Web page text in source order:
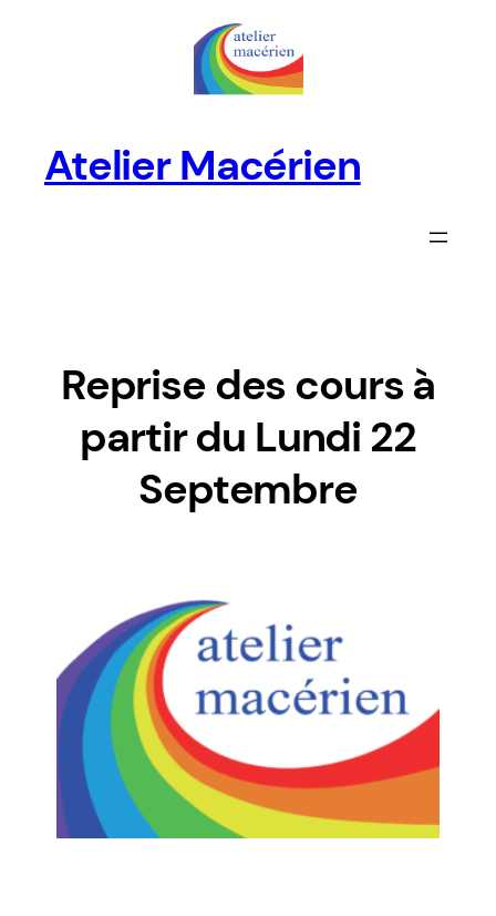
Atelier Macérien
Reprise des cours à
partir du Lundi 22
Septembre